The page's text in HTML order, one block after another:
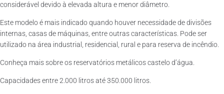
considerável devido à elevada altura e menor diâmetro.
Este modelo é mais indicado quando houver necessidade de divisões
internas, casas de máquinas, entre outras características. Pode ser
utilizado na área industrial, residencial, rural e para reserva de incêndio.
Conheça mais sobre os reservatórios metálicos castelo d’água.
Capacidades entre 2.000 litros até 350.000 litros.